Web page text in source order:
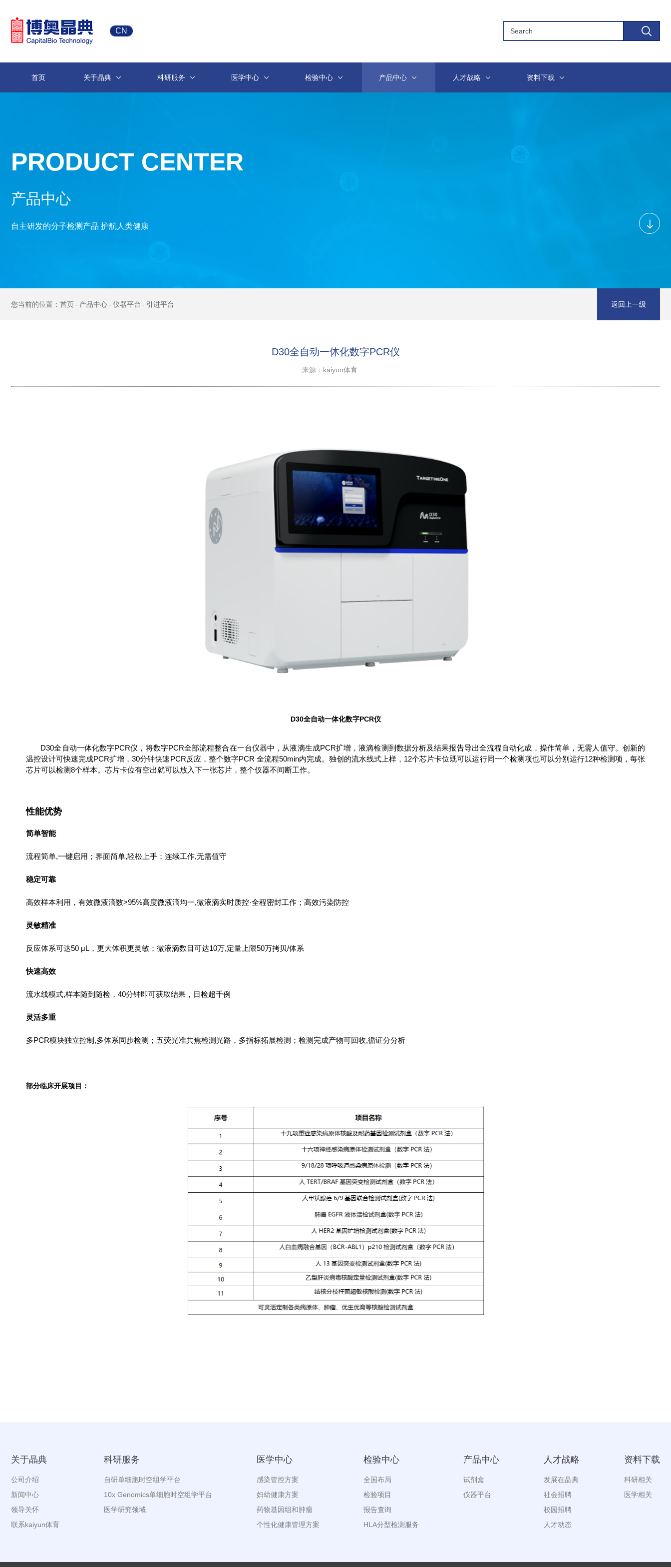
CN
首页 关于晶典 科研服务 医学中心 检验中心 产品中心 人才战略 资料下载
PRODUCT CENTER
产品中心
自主研发的分子检测产品 护航人类健康
首页 产品中心 仪器平台 引进平台 返回上一级
D30全自动一体化数字PCR仪
来源：kaiyun体育
D30全自动一体化数字PCR仪
D30全自动一体化数字PCR仪，将数字PCR全部流程整合在一台仪器中， 从液滴生成PCR扩增，液滴检测到数据分析及结果报告导出全流程自动化成，操作简单，无需人值守。创新的
温控设计可快速完成PCR扩增，30分钟快速 PCR反应，整个数字PCR 全流程50min内完成。独创的流水线式上样， 12个芯片卡位既可以运行同一个检测项也可以分别运行12种检测项，每张
芯片可以检测8个样本。芯片卡位有空出就可以放入下一张芯片，整个仪器不间断工作。
性能优势
简单智能
流程简单,一键启用；界面简单,轻松上手；连续工作,无需值守
稳定可靠
高效样本利用，有效微液滴数>95%高度微液滴均一,微液滴实时质控·全程密封工作；高效污染防控
灵敏精准
反应体系可达50 μ L ，更大体积更灵敏；微液滴数目可达10万,定量上限50万拷贝/体系
快速高效
流水线模式,样本随到随检， 40分钟即可获取结果，日检超千例
灵活多重
多PCR模块独立控制 ,多体系同步检测；五荧光准共焦检测光路，多指标拓展检测；检测完成产物可回收,循证分分析
部分临床开展项目：
关于晶典
公司介绍
新闻中心
领导关怀
联系kaiyun体育
科研服务
自研单细胞时空组学平台
10x Genomics单细胞时空组学平台
医学研究领域
医学中心
感染管控方案
妇幼健康方案
药物基因组和肿瘤
个性化健康管理方案
检验中心
全国布局
检验项目
报告查询
HLA分型检测服务
产品中心
试剂盒
仪器平台
人才战略
发展在晶典
社会招聘
校园招聘
人才动态
资料下载
科研相关
医学相关